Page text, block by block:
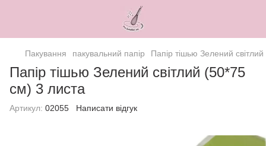
Пакування пакувальний папір Папір тішью Зелений
Папір тішью Зелений світлий (50*75
см) 3 листа
Артикул: 02055 Написати відгук